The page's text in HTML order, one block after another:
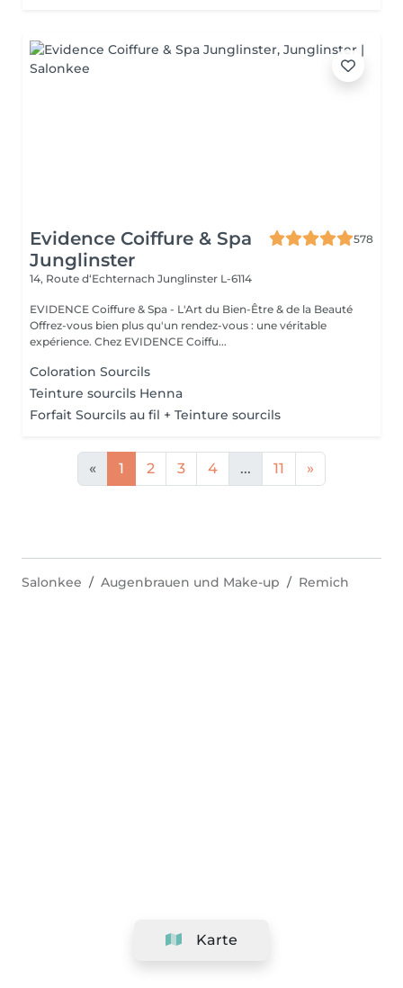
Evidence Coiffure & Spa
Junglinster
578
14, Route d‘Echternach Junglinster L-6114
EVIDENCE Coiffure & Spa - L'Art du Bien-Être & de la Beauté
Offrez-vous bien plus qu'un rendez-vous : une véritable
expérience. Chez EVIDENCE Coiffu...
Coloration Sourcils
Teinture sourcils Henna
Forfait Sourcils au fil + Teinture sourcils
« 1 2 3 4 ... 11 »
Karte
Salonkee Augenbrauen und Make-up Remich